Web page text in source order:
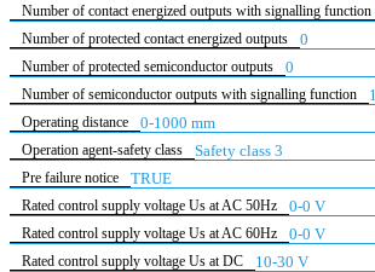
Number of contact energized outputs with signalling function
Number of protected contact energized outputs 0
Number of protected semiconductor outputs 0
Number of semiconductor outputs with signalling function 1
Operating distance 0-1000 mm
Operation agent-safety class Safety class 3
Pre failure notice TRUE
Rated control supply voltage Us at AC 50Hz 0-0 V
Rated control supply voltage Us at AC 60Hz 0-0 V
Rated control supply voltage Us at DC 10-30 V